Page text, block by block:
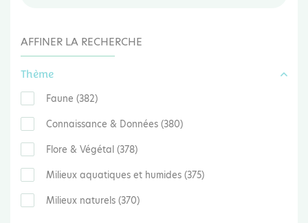
AFFINER LA RECHERCHE
Thème
Faune (382)
Connaissance & Données (380)
Flore & Végétal (378)
Milieux aquatiques et humides (375)
Milieux naturels (370)